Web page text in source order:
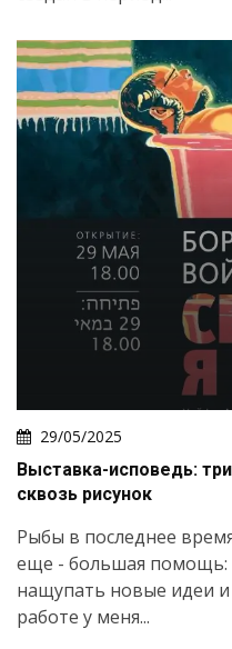
29/05/2025
Выставка-исповедь:
сквозь рисунок
Рыбы в последнее
еще - большая помощь:
нащупать новые идеи
работе у меня...